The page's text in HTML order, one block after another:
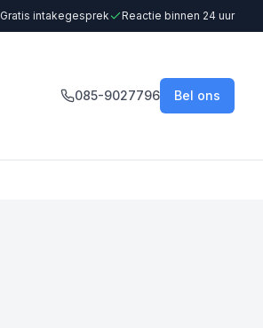
Gratis intakegesprek Reactie binnen 24 uur
085-9027796 Bel ons